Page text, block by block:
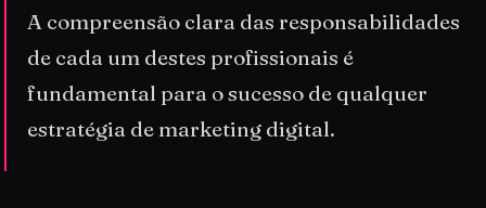
A compreensão clara das responsabilidades
de cada um destes profissionais é
fundamental para o sucesso de qualquer
estratégia de marketing digital.